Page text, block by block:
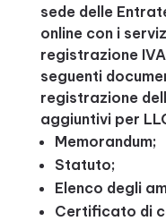
sede delle
online con i
registrazione
seguenti
registrazione
aggiuntivi per
Memorandum;
Statuto;
Elenco degli
Certificato di